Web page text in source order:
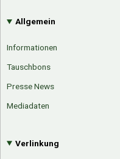
Allgemein
Informationen
Tauschbons
Presse News
Mediadaten
Verlinkung